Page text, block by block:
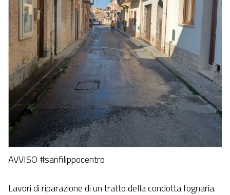
AVVISO #sanfilippocentro
Lavori di riparazione di un tratto della condotta fognaria.